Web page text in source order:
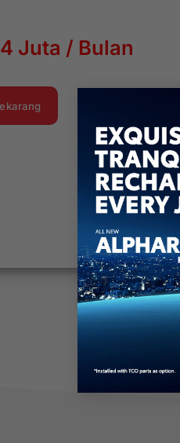
4 Juta / Bulan